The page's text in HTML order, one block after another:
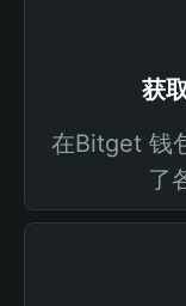
获
在Bitget 钱
了